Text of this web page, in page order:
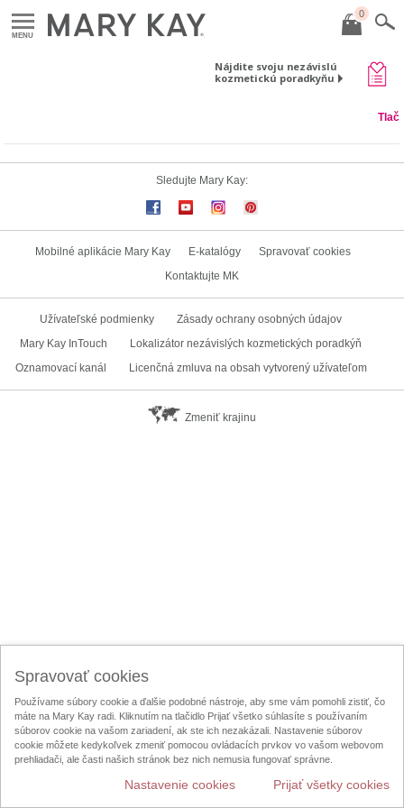
MENU
0
Nájdite svoju nezávislú
kozmetickú poradkyňu
Tlač
Sledujte Mary Kay:
Mobilné aplikácie Mary Kay E-katalógy
Spravovať cookies
Kontaktujte MK
Užívateľské podmienky
Zásady ochrany osobných údajov
Mary Kay InTouch
Lokalizátor nezávislých kozmetických poradkýň
Oznamovací kanál
Licenčná zmluva na obsah vytvorený užívateľom
Zmeniť krajinu
Spravovať cookies
Používame súbory cookie a ďalšie podobné nástroje, aby sme vám pomohli zistiť, čo
máte na Mary Kay radi. Kliknutím na tlačidlo Prijať všetko súhlasíte s používaním
súborov cookie na vašom zariadení, ak ste ich nezakázali. Nastavenie súborov
cookie môžete kedykoľvek zmeniť pomocou ovládacích prvkov vo vašom webovom
prehliadači, ale časti našich stránok bez nich nemusia fungovať správne.
Prijať všetky cookies
Nastavenie cookies